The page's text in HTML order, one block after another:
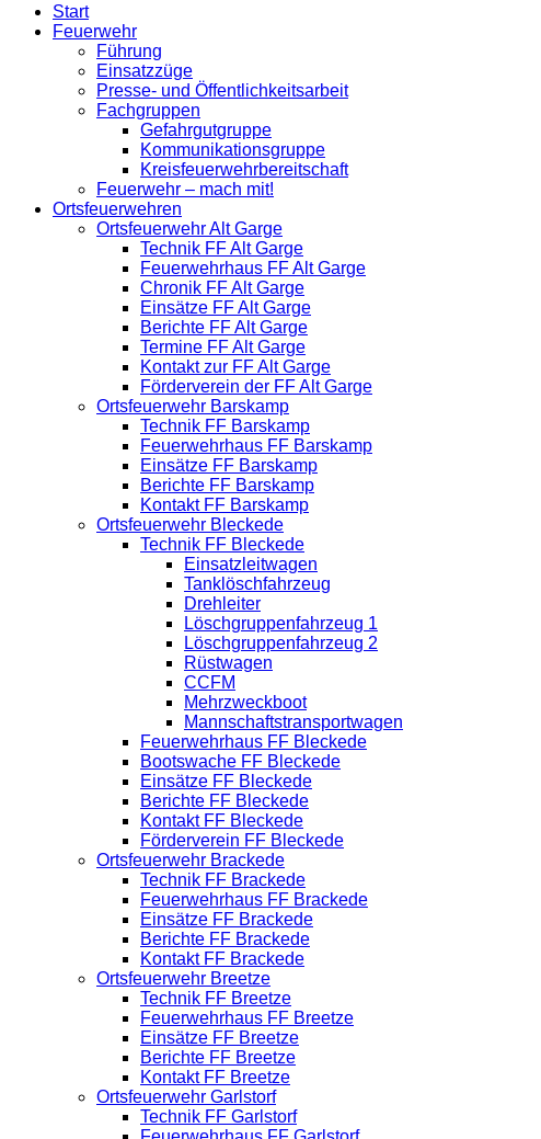
Start
Feuerwehr
Führung
Einsatzzüge
Presse- und Öffentlichkeitsarbeit
Fachgruppen
Gefahrgutgruppe
Kommunikationsgruppe
Kreisfeuerwehrbereitschaft
Feuerwehr – mach mit!
Ortsfeuerwehren
Ortsfeuerwehr Alt Garge
Technik FF Alt Garge
Feuerwehrhaus FF Alt Garge
Chronik FF Alt Garge
Einsätze FF Alt Garge
Berichte FF Alt Garge
Termine FF Alt Garge
Kontakt zur FF Alt Garge
Förderverein der FF Alt Garge
Ortsfeuerwehr Barskamp
Technik FF Barskamp
Feuerwehrhaus FF Barskamp
Einsätze FF Barskamp
Berichte FF Barskamp
Kontakt FF Barskamp
Ortsfeuerwehr Bleckede
Technik FF Bleckede
Einsatzleitwagen
Tanklöschfahrzeug
Drehleiter
Löschgruppenfahrzeug 1
Löschgruppenfahrzeug 2
Rüstwagen
CCFM
Mehrzweckboot
Mannschaftstransportwagen
Feuerwehrhaus FF Bleckede
Bootswache FF Bleckede
Einsätze FF Bleckede
Berichte FF Bleckede
Kontakt FF Bleckede
Förderverein FF Bleckede
Ortsfeuerwehr Brackede
Technik FF Brackede
Feuerwehrhaus FF Brackede
Einsätze FF Brackede
Berichte FF Brackede
Kontakt FF Brackede
Ortsfeuerwehr Breetze
Technik FF Breetze
Feuerwehrhaus FF Breetze
Einsätze FF Breetze
Berichte FF Breetze
Kontakt FF Breetze
Ortsfeuerwehr Garlstorf
Technik FF Garlstorf